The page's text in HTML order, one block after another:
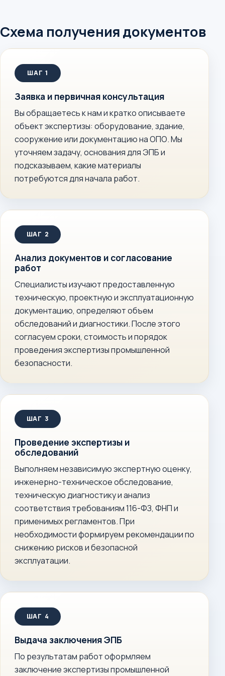
Схема получения документов
Заявка и первичная консультация
Вы обращаетесь к нам и кратко описываете
объект экспертизы: оборудование, здание,
сооружение или документацию на ОПО. Мы
уточняем задачу, основания для ЭПБ и
подсказываем, какие материалы
потребуются для начала работ.
Анализ документов и согласование
работ
Специалисты изучают предоставленную
техническую, проектную и эксплуатационную
документацию, определяют объем
обследований и диагностики. После этого
согласуем сроки, стоимость и порядок
проведения экспертизы промышленной
безопасности.
Проведение экспертизы и
обследований
Выполняем независимую экспертную оценку,
инженерно-техническое обследование,
техническую диагностику и анализ
соответствия требованиям 116-ФЗ, ФНП и
применимых регламентов. При
необходимости формируем рекомендации по
снижению рисков и безопасной
эксплуатации.
Выдача заключения ЭПБ
По результатам работ оформляем
заключение экспертизы промышленной